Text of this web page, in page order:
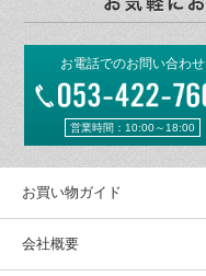
お電話でのお問い合わせ
営業時間：10:00～18:00
お買い物ガイド
会社概要